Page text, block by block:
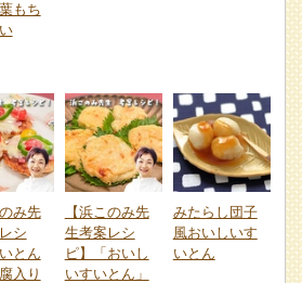
もち
み先
シ
とん
入り
【浜このみ先
生考案レシ
ピ】「おいし
いすいとん」
みたらし団子
風おいしいす
いとん